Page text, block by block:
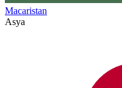
Macaristan
Asya